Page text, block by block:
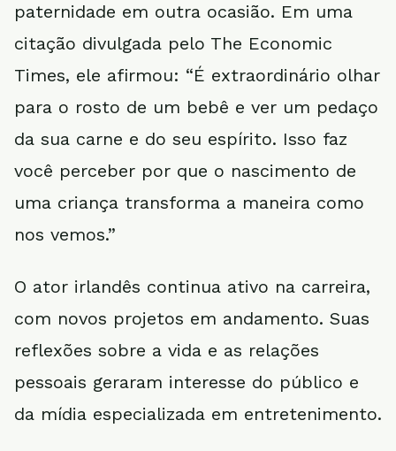
paternidade em outra ocasião. Em uma
citação divulgada pelo The Economic
Times, ele afirmou: “É extraordinário olhar
para o rosto de um bebê e ver um pedaço
da sua carne e do seu espírito. Isso faz
você perceber por que o nascimento de
uma criança transforma a maneira como
nos vemos.”
O ator irlandês continua ativo na carreira,
com novos projetos em andamento. Suas
reflexões sobre a vida e as relações
pessoais geraram interesse do público e
da mídia especializada em entretenimento.